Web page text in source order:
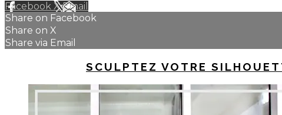
Facebook XEmail
Share on Facebook
Share on X
Share via Email
SCULPTEZ VOTRE